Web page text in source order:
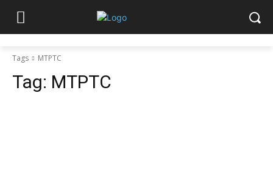
Tags MTPTC
Tag: MTPTC